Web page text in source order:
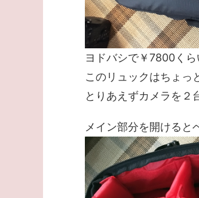
ヨドバシで￥7800くら
このリュックはちょっ
とりあえずカメラを２
メイン部分を開けると